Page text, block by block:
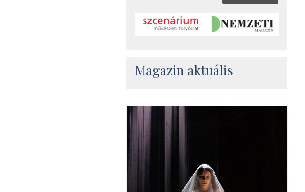
Magazin aktuális